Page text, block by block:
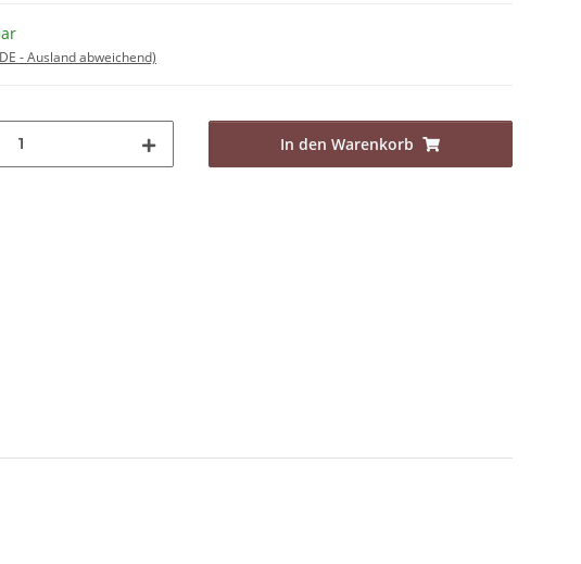
- Ausland abweichend)
In den Warenkorb